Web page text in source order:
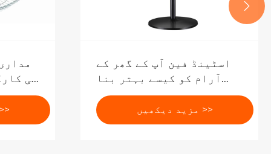
کی
مزید
اسٹینڈ فین آپ کے گھر کے
آرام کو کیسے بہتر بنا
سکتا ہے؟
مزید دیکھیں >>
